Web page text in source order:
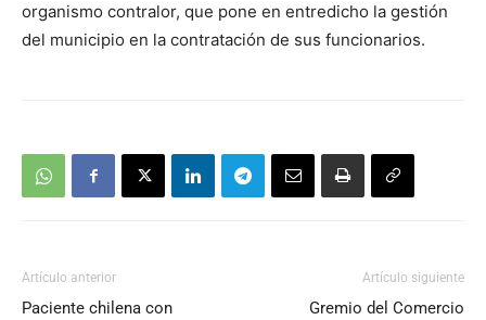
organismo contralor, que pone en entredicho la gestión
del municipio en la contratación de sus funcionarios.
Artículo anterior
Paciente chilena con
Artículo siguiente
Gremio del Comercio